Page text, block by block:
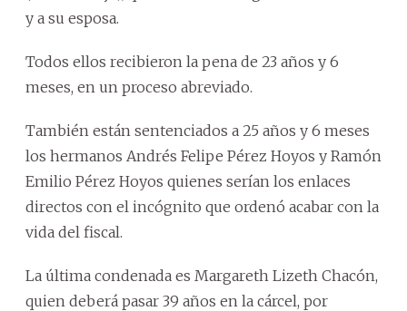
y a su esposa.
Todos ellos recibieron la pena de 23 años y 6
meses, en un proceso abreviado.
También están sentenciados a 25 años y 6 meses
los hermanos Andrés Felipe Pérez Hoyos y Ramón
Emilio Pérez Hoyos quienes serían los enlaces
directos con el incógnito que ordenó acabar con la
vida del fiscal.
La última condenada es Margareth Lizeth Chacón,
quien deberá pasar 39 años en la cárcel, por